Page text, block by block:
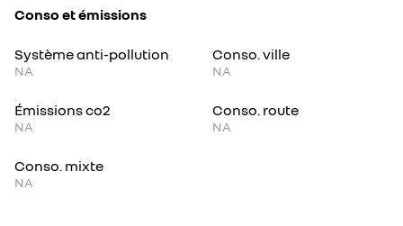
Conso et émissions
Système anti-pollution
NA
Conso. ville
NA
Émissions co2
NA
Conso. route
NA
Conso. mixte
NA